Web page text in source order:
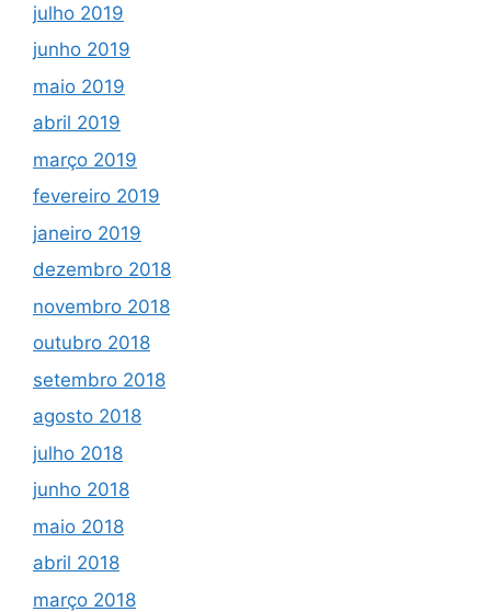
julho 2019
junho 2019
maio 2019
abril 2019
março 2019
fevereiro 2019
janeiro 2019
dezembro 2018
novembro 2018
outubro 2018
setembro 2018
agosto 2018
julho 2018
junho 2018
maio 2018
abril 2018
março 2018